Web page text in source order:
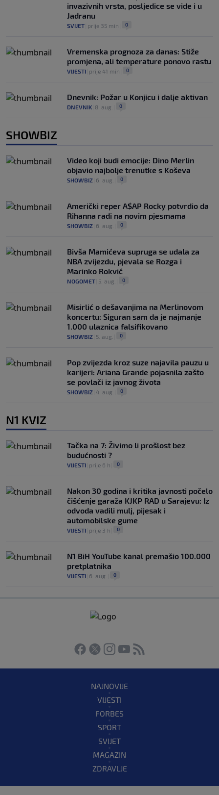
invazivnih vrsta, posljedice se vide i u
Jadranu
SVIJET prije 35 min 0
Vremenska prognoza za danas: Stiže
promjena, ali temperature ponovo rastu
VIJESTI prije 41 min 0
Dnevnik: Požar u Konjicu i dalje aktivan
DNEVNIK 8. aug. 0
SHOWBIZ
Video koji budi emocije: Dino Merlin
objavio najbolje trenutke s Koševa
SHOWBIZ 6. aug. 0
Američki reper A$AP Rocky potvrdio da
Rihanna radi na novim pjesmama
SHOWBIZ 6. aug. 0
Bivša Mamićeva supruga se udala za
NBA zvijezdu, pjevala se Rozga i
Marinko Rokvić
NOGOMET 5. aug. 0
Misirlić o dešavanjima na Merlinovom
koncertu: Siguran sam da je najmanje
1.000 ulaznica falsifikovano
SHOWBIZ 5. aug. 0
Pop zvijezda kroz suze najavila pauzu u
karijeri: Ariana Grande pojasnila zašto
se povlači iz javnog života
SHOWBIZ 4. aug. 0
N1 KVIZ
Tačka na 7: Živimo li prošlost bez
budućnosti ?
VIJESTI prije 6 h 0
Nakon 30 godina i kritika javnosti počelo
čišćenje garaža KJKP RAD u Sarajevu: Iz
odvoda vadili mulj, pijesak i
automobilske gume
VIJESTI prije 3 h 0
N1 BiH YouTube kanal premašio 100.000
pretplatnika
VIJESTI 6. aug. 0
NAJNOVIJE
VIJESTI
FORBES
SPORT
SVIJET
MAGAZIN
ZDRAVLJE